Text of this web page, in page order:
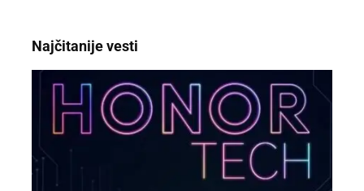
Najčitanije vesti